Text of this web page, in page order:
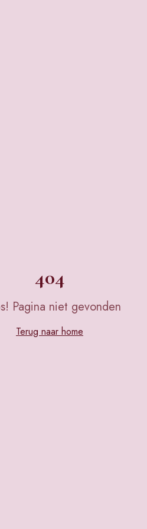
404
Pagina niet gevonden
Terug naar home